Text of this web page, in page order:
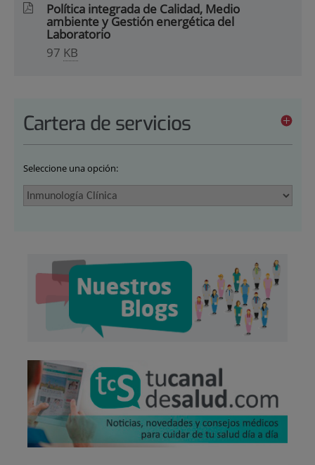
Política integrada de Calidad, Medio
ambiente y Gestión energética del
Laboratorio
97 KB
Cartera de servicios
Seleccione una opción: